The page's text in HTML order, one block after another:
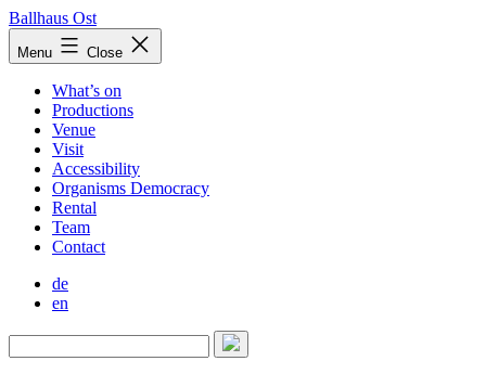
Skip
to
content
Ballhaus Ost
Ballhaus
Ost
Menu Close
What’s on
Productions
Venue
Visit
Accessibility
Organisms Democracy
Rental
Team
Contact
de
en